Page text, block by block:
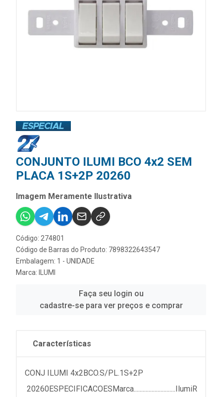
CONJUNTO ILUMI BCO 4x2 SEM
PLACA 1S+2P 20260
Imagem Meramente Ilustrativa
Código: 274801
Código de Barras do Produto: 7898322643547
Embalagem: 1 - UNIDADE
Marca: ILUMI
Faça seu login ou
cadastre-se para ver preços e comprar
Características
CONJ ILUMI 4x2BCO.S/PL.1S+2P
20260ESPECIFICACOESMarca............................IlumiR